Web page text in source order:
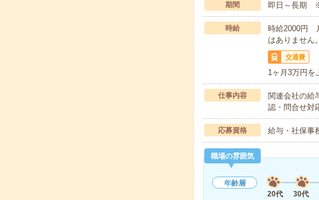
期間 即日～長期
時給
時給2000円
はありません
交通費
1ヶ月3万円を
仕事内容
関連会社の給
認・問合せ対
応募資格 給与・社保事
職場の雰囲気
年齢層
20代
30代